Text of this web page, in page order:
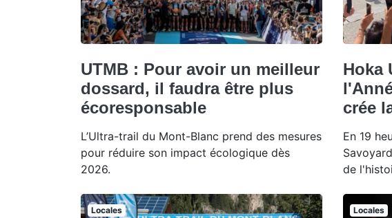
UTMB : Pour avoir un meilleur
dossard, il faudra être plus
écoresponsable
L’Ultra-trail du Mont-Blanc prend des mesures
pour réduire son impact écologique dès
2026.
Hoka
crée
En 19
de
Locales Locales